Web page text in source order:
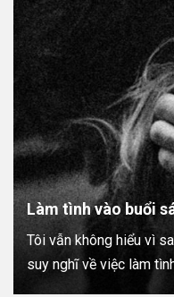
Làm tình vào buổi
Tôi vẫn không hiểu vì
suy nghĩ về việc làm